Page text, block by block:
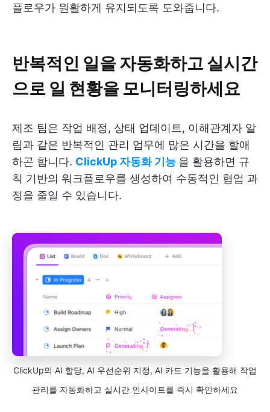
플로우가 원활하게 유지되도록 도와줍니다.
반복적인 일을 자동화하고 실시간
으로 일 현황을 모니터링하세요
제조 팀은 작업 배정, 상태 업데이트, 이해관계자 알
림과 같은 반복적인 관리 업무에 많은 시간을 할애
하곤 합니다. ClickUp 자동화 기능 을 활용하면 규
칙 기반의 워크플로우를 생성하여 수동적인 협업 과
정을 줄일 수 있습니다.
ClickUp의 AI 할당, AI 우선순위 지정, AI 카드 기능을 활용해 작업
관리를 자동화하고 실시간 인사이트를 즉시 확인하세요